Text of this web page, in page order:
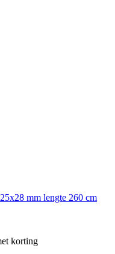
mm lengte 260 cm
korting